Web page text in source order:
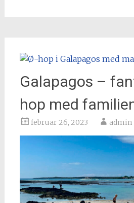
Galapagos –
hop med
februar 26, 2023 admin